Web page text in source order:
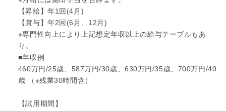
【昇給】年1回(4月)
【賞与】年2回(6月、12月)
※専門性向上により上記想定年収以上の給与テーブルもあ
り。
■年収例
460万円/25歳、587万円/30歳、630万円/35歳、700万円/40
歳 （※残業30時間含）
【試用期間】